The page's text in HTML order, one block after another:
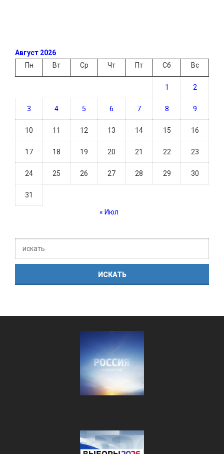
Август 2026
Пн
Вт Ср Чт Пт Сб Вс
1 2
3 4 5 6 7 8 9
10 11 12 13 14 15 16
17 18 19 20 21 22 23
24 25 26 27 28 29 30
31
« Июл